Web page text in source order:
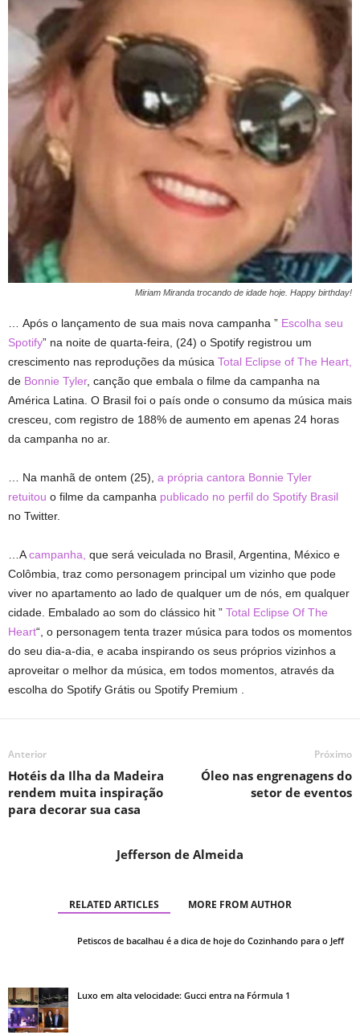
Miriam Miranda trocando de idade hoje. Happy birthday!
… Após o lançamento de sua mais nova campanha ” Escolha seu
Spotify” na noite de quarta-feira, (24) o Spotify registrou um
crescimento nas reproduções da música Total Eclipse of The Heart,
de Bonnie Tyler, canção que embala o filme da campanha na
América Latina. O Brasil foi o país onde o consumo da música mais
cresceu, com registro de 188% de aumento em apenas 24 horas
da campanha no ar.
… Na manhã de ontem (25), a própria cantora Bonnie Tyler
retuitou o filme da campanha publicado no perfil do Spotify Brasil
no Twitter.
…Acampanha, que será veiculada no Brasil, Argentina, México e
Colômbia, traz como personagem principal um vizinho que pode
viver no apartamento ao lado de qualquer um de nós, em qualquer
cidade. Embalado ao som do clássico hit ” Total Eclipse Of The
Heart“, o personagem tenta trazer música para todos os momentos
do seu dia-a-dia, e acaba inspirando os seus próprios vizinhos a
aproveitar o melhor da música, em todos momentos, através da
escolha do Spotify Grátis ou Spotify Premium .
Anterior
Hotéis da Ilha da Madeira
rendem muita inspiração
para decorar sua casa
Próximo
Óleo nas engrenagens do
setor de eventos
Jefferson de Almeida
RELATED ARTICLES MORE FROM AUTHOR
Petiscos de bacalhau é a dica de hoje do Cozinhando para o Jeff
Luxo em alta velocidade: Gucci entra na Fórmula 1